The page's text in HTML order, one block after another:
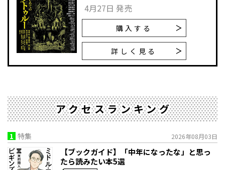
4月27日 発売
購入する
詳しく見る
アクセスランキング
1 特集 2026年08月03日
【ブックガイド】「中年になったな」と思っ
たら読みたい本5選